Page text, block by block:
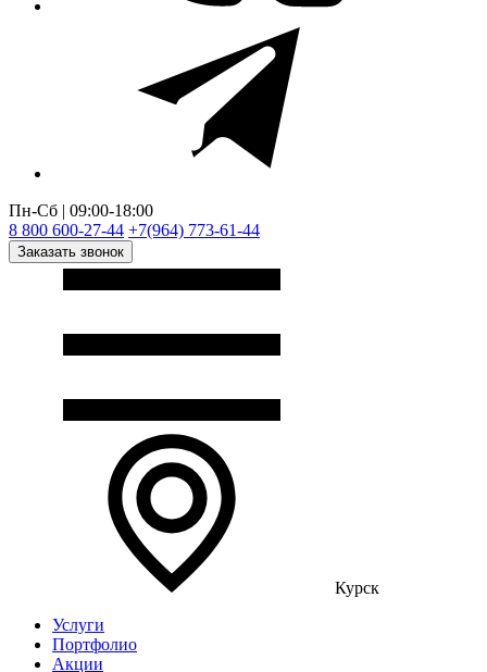
Пн-Сб | 09:00-18:00
8 800 600-27-44 +7(964) 773-61-44
Заказать звонок
Курск
Услуги
Портфолио
Акции